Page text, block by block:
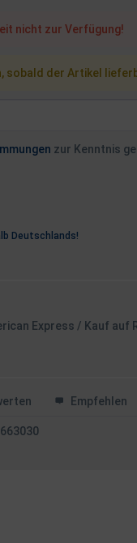
nicht zur Verfügung!
sobald der Artikel
zur Kenntnis
Deutschlands!
Express / Kauf auf
Empfehlen